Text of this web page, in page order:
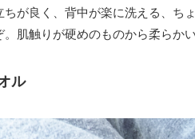
ちが良く、背中が楽に洗える、ち
。肌触りが硬めのものから柔らか
ル